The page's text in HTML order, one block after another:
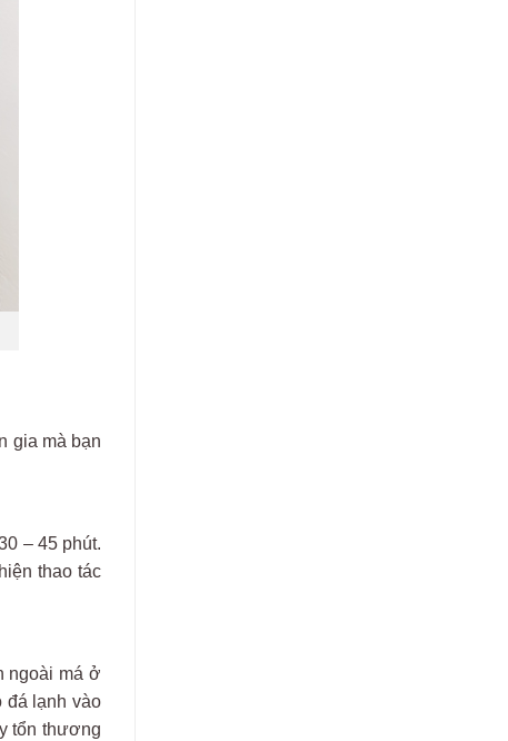
gia mà bạn
– 45 phút.
thao tác
ngoài má ở
đá lạnh vào
tổn thương